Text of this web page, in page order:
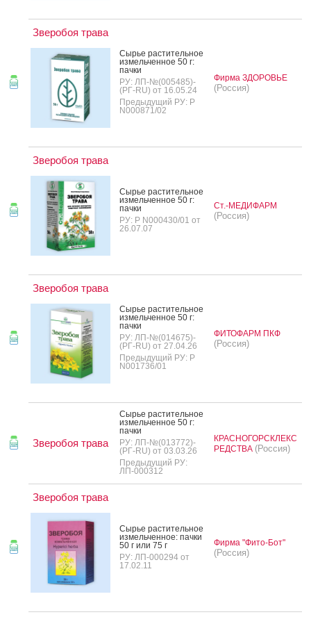
Зверобоя трава
Сырье рас­ти­тель­ное
из­мель­чен­ное 50 г:
пач­ки
РУ: ЛП-№(005485)-
(РГ-RU) от 16.05.24
Предыдущий РУ: Р
N000871/02
Фирма ЗДОРОВЬЕ
(Россия)
Зверобоя трава
Сырье рас­ти­тель­ное
из­мель­чен­ное 50 г:
пач­ки
РУ: Р N000430/01 от
26.07.07
Ст.-МЕДИФАРМ
(Россия)
Зверобоя трава
Сырье рас­ти­тель­ное
из­мель­чен­ное 50 г:
пач­ки
РУ: ЛП-№(014675)-
(РГ-RU) от 27.04.26
Предыдущий РУ: Р
N001736/01
ФИТОФАРМ ПКФ
(Россия)
Зверобоя трава
Сырье рас­ти­тель­ное
из­мель­чен­ное 50 г:
пач­ки
РУ: ЛП-№(013772)-
(РГ-RU) от 03.03.26
Предыдущий РУ:
ЛП-000312
КРАСНОГОРСКЛЕКС
РЕДСТВА (Россия)
Зверобоя трава
Сырье рас­ти­тель­ное
из­мель­чен­ное: пач­ки
50 г или 75 г
РУ: ЛП-000294 от
17.02.11
Фирма "Фито-Бот"
(Россия)